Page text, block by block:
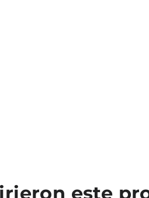
este